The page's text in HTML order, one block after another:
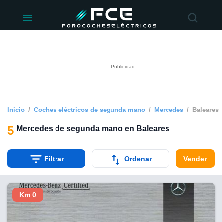
sitio web
basada en
recogida
o
nos
Inicio Coches eléctricos de segunda mano Mercedes Baleares
5 Mercedes de segunda mano en Baleares
Filtrar Ordenar Vender
Km 0